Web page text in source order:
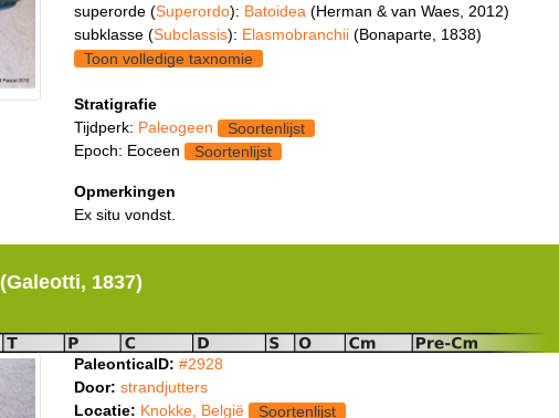
superorde (Superordo): Batoidea (Herman & van Waes, 2012)
subklasse (Subclassis): Elasmobranchii (Bonaparte, 1838)
Toon volledige taxnomie
Stratigrafie
Tijdperk: Paleogeen
Soortenlijst
Epoch: Eoceen
Soortenlijst
Opmerkingen
Ex situ vondst.
(Galeotti, 1837)
PaleonticaID: #2928
Door: strandjutters
Locatie: Knokke, België
Soortenlijst